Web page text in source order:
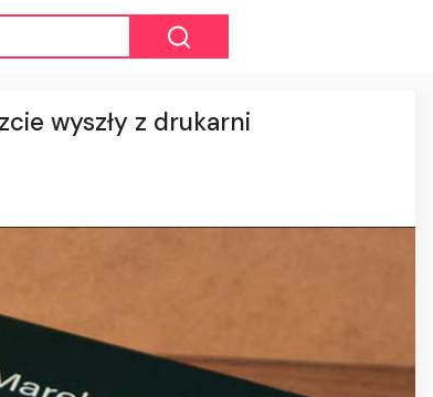
wyszły z drukarni